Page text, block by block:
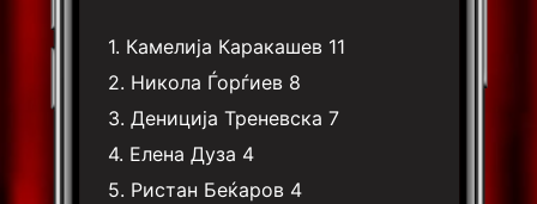
1. Камелија Каракашев 11
2. Никола Ѓорѓиев 8
3.Дениција Треневска 7
4. Елена Дуза 4
5. Ристан Беќаров 4